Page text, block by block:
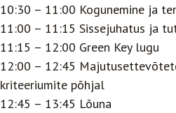
10:30 – 11:00 Kogunemine ja
11:00 – 11:15 Sissejuhatus ja
11:15 – 12:00 Green Key lugu
12:00 – 12:45
kriteeriumite põhjal
12:45 – 13:45 Lõuna